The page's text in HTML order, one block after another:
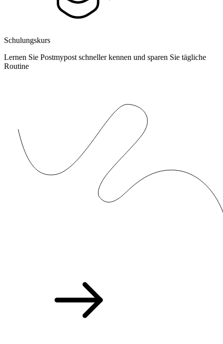
Schulungskurs
Lernen Sie Postmypost schneller kennen und sparen Sie tägliche
Routine